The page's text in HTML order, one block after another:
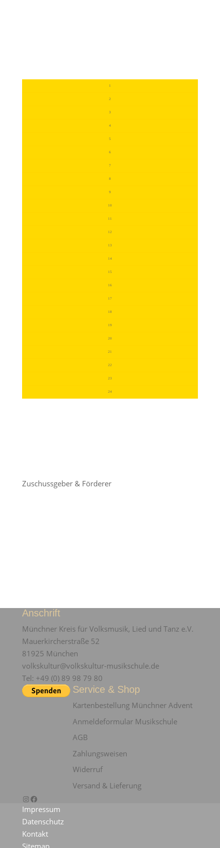
1
2
3
4
5
6
7
8
9
10
11
12
13
14
15
16
17
18
19
20
21
22
23
24
Zuschussgeber & Förderer
Anschrift
Münchner Kreis für Volksmusik, Lied und Tanz e.V.
Mauerkircherstraße 52
81925 München
volkskultur@volkskultur-musikschule.de
Tel: +49 (0) 89 98 79 80
Service & Shop
Kartenbestellung Münchner Advent
Anmeldeformular Musikschule
AGB
Zahlungsweisen
Widerruf
Versand & Lieferung
Instagram
Facebook
Impressum
Datenschutz
Kontakt
Sitemap